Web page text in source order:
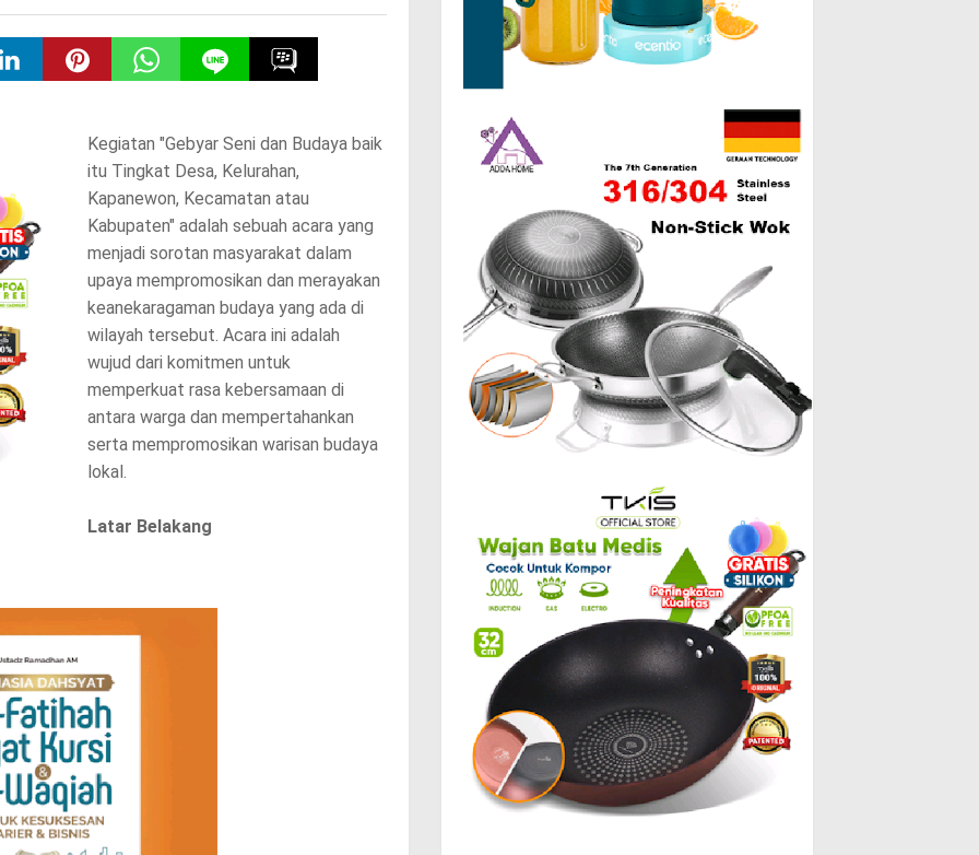
Kegiatan "Gebyar Seni dan Budaya baik
itu Tingkat Desa, Kelurahan,
Kapanewon, Kecamatan atau
Kabupaten" adalah sebuah acara yang
menjadi sorotan masyarakat dalam
upaya mempromosikan dan merayakan
keanekaragaman budaya yang ada di
wilayah tersebut. Acara ini adalah
wujud dari komitmen untuk
memperkuat rasa kebersamaan di
antara warga dan mempertahankan
serta mempromosikan warisan budaya
lokal.
Latar Belakang